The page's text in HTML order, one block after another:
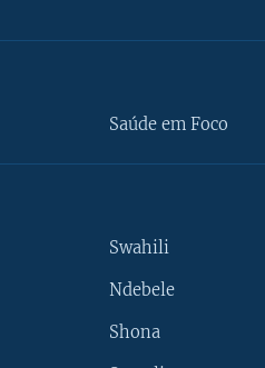
Saúde em Foco
Swahili
Ndebele
Shona